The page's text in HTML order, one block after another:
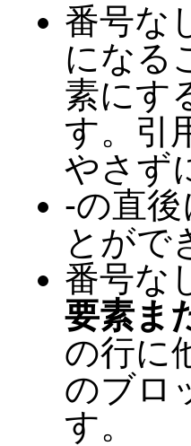
番号な
になる
素にす
す。引
やさず
-の直
とがで
番号な
要素ま
の行に
のブロ
す。